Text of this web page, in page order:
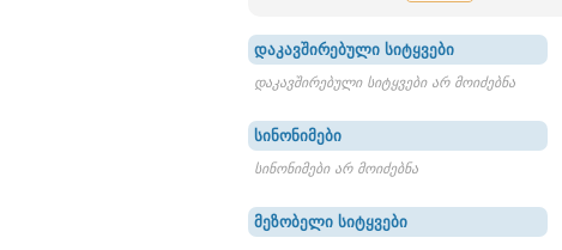
დაკავშირებული სიტყვები
დაკავშირებული სიტყვები არ მოიძებნა
სინონიმები
სინონიმები არ მოიძებნა
მეზობელი სიტყვები